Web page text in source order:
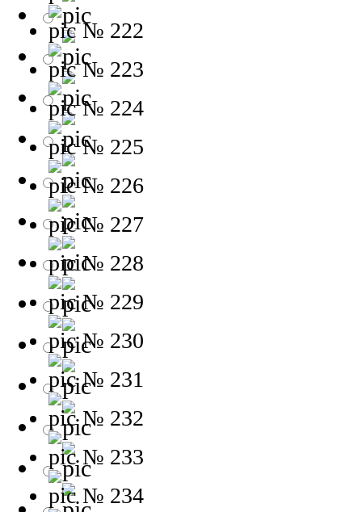
№ 222
№ 223
№ 224
№ 225
№ 226
№ 227
№ 228
№ 229
№ 230
№ 231
№ 232
№ 233
№ 234